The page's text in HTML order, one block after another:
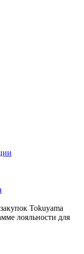
Tokuyama
лояльности для